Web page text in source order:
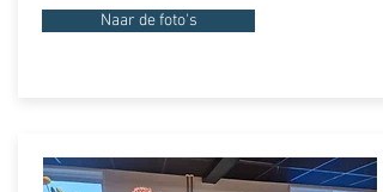
Naar de foto's